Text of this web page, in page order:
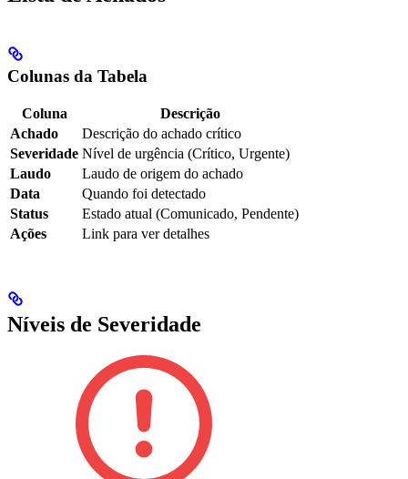
Colunas da Tabela
Coluna
Descrição
Achado
Descrição do achado crítico
Severidade Nível de urgência (Crítico, Urgente)
Laudo
Laudo de origem do achado
Data
Quando foi detectado
Status
Estado atual (Comunicado, Pendente)
Ações
Link para ver detalhes
Níveis de Severidade